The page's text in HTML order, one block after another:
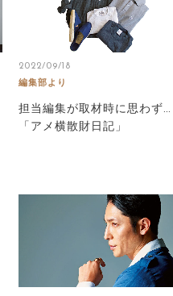
2022/09/18
編集部より
担当編集が取材時に思わず…
「アメ横散財日記」